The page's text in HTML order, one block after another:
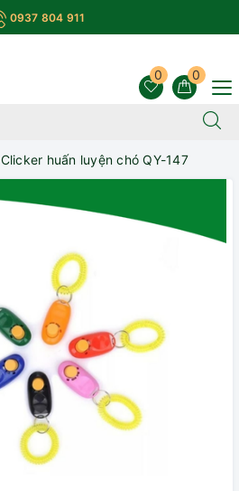
0937 804 911
0
0
Clicker huấn luyện chó QY-147